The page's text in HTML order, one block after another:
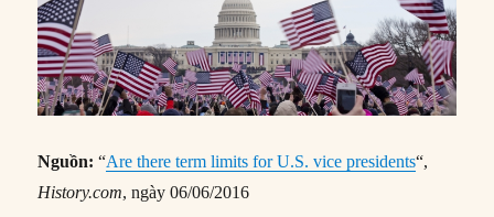
Nguồn: “Are there term limits for U.S. vice presidents“,
History.com, ngày 06/06/2016